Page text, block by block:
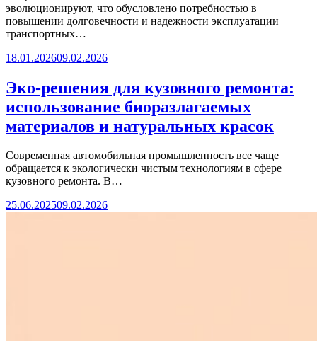
эволюционируют, что обусловлено потребностью в
повышении долговечности и надежности эксплуатации
транспортных…
18.01.202609.02.2026
Эко-решения для кузовного ремонта:
использование биоразлагаемых
материалов и натуральных красок
Современная автомобильная промышленность все чаще
обращается к экологически чистым технологиям в сфере
кузовного ремонта. В…
25.06.202509.02.2026